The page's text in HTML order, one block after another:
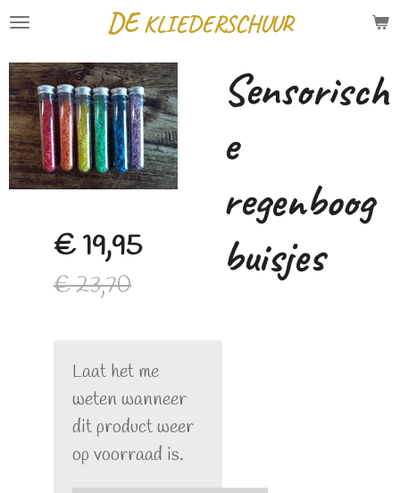
Ga
naar
de
hoofdinhoud
DEKLIEDERSCHUUR
Sensorisch
e
regenboog
buisjes
€ 19,95
€ 23,70
Laat het me
weten wanneer
dit product weer
op voorraad is.